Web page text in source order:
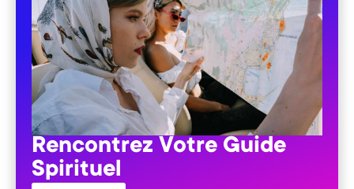
Rencontrez Votre Guide
Spirituel